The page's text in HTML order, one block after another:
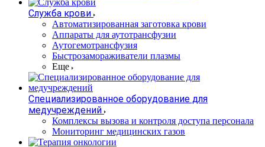
Служба крови
Автоматизированная заготовка крови
Аппараты для аутотрансфузии
Аутогемотрансфузия
Быстрозамораживатели плазмы
Еще
Специализированное оборудование для
медучреждений
Комплексы вызова и контроля доступа персонала
Мониторинг медицинских газов